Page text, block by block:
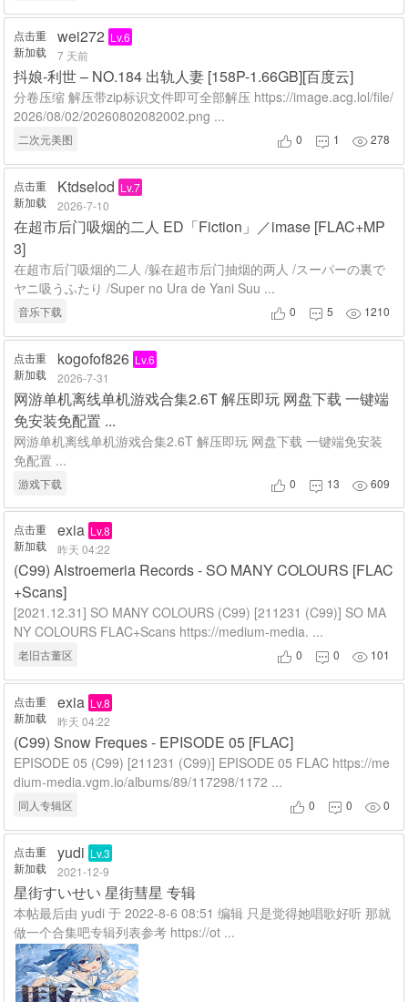
点击重
新加载
wei272 Lv.6
7 天前
抖娘-利世 – NO.184 出轨人妻 [158P-1.66GB][百度云]
分卷压缩 解压带zip标识文件即可全部解压 https://image.acg.lol/file/
2026/08/02/20260802082002.png ...
二次元美图  0  1 278
点击重
新加载
Ktdselod Lv.7
2026-7-10
在超市后门吸烟的二人 ED「Fiction」／imase [FLAC+MP
3]
在超市后门吸烟的二人 /躲在超市后门抽烟的两人 /スーパーの裏で
ヤニ吸うふたり /Super no Ura de Yani Suu ...
音乐下载  0  5  1210
点击重
新加载
kogofof826 Lv.6
2026-7-31
网游单机离线单机游戏合集2.6T 解压即玩 网盘下载 一键端
免安装免配置 ...
网游单机离线单机游戏合集2.6T 解压即玩 网盘下载 一键端免安装
免配置 ...
游戏下载  0  13 609
点击重
新加载
exia Lv.8
昨天 04:22
(C99) Alstroemeria Records - SO MANY COLOURS [FLAC
+Scans]
[2021.12.31] SO MANY COLOURS (C99) [211231 (C99)] SO MA
NY COLOURS FLAC+Scans https://medium-media. ...
老旧古董区  0  0  101
点击重
新加载
exia Lv.8
昨天 04:22
(C99) Snow Freques - EPISODE 05 [FLAC]
EPISODE 05 (C99) [211231 (C99)] EPISODE 05 FLAC https://me
dium-media.vgm.io/albums/89/117298/1172 ...
同人专辑区  0  0 0
点击重
新加载
yudi Lv.3
2021-12-9
星街すいせい 星街彗星 专辑
本帖最后由 yudi 于 2022-8-6 08:51 编辑 只是觉得她唱歌好听 那就
做一个合集吧专辑列表参考 https://ot ...